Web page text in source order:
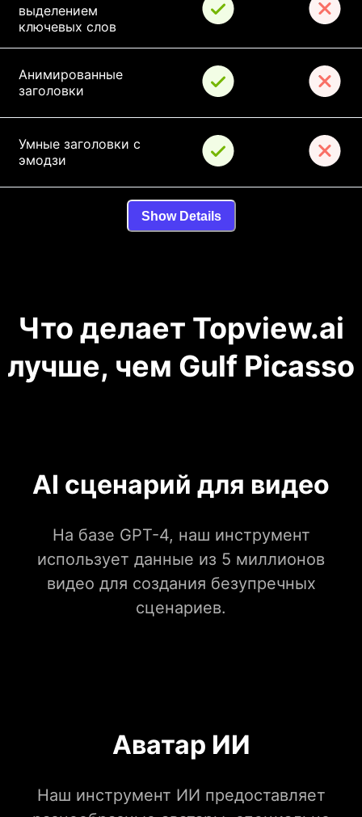
выделением
ключевых слов
Анимированные
заголовки
Умные заголовки с
эмодзи
Show Details
Что делает Topview.ai
лучше, чем Gulf Picasso
AI сценарий для видео
На базе GPT-4, наш инструмент
использует данные из 5 миллионов
видео для создания безупречных
сценариев.
Аватар ИИ
Наш инструмент ИИ предоставляет